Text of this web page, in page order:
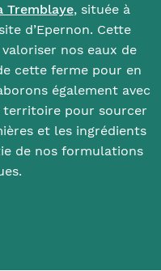
Tremblaye, située à
d’Epernon. Cette
nos eaux de
cette ferme pour en
également avec
territoire pour sourcer
et les ingrédients
de nos formulations